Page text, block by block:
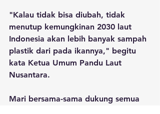
"Kalau tidak bisa diubah, tidak
menutup kemungkinan 2030 laut
Indonesia akan lebih banyak sampah
plastik dari pada ikannya," begitu
kata Ketua Umum Pandu Laut
Nusantara.
Mari bersama-sama dukung semua